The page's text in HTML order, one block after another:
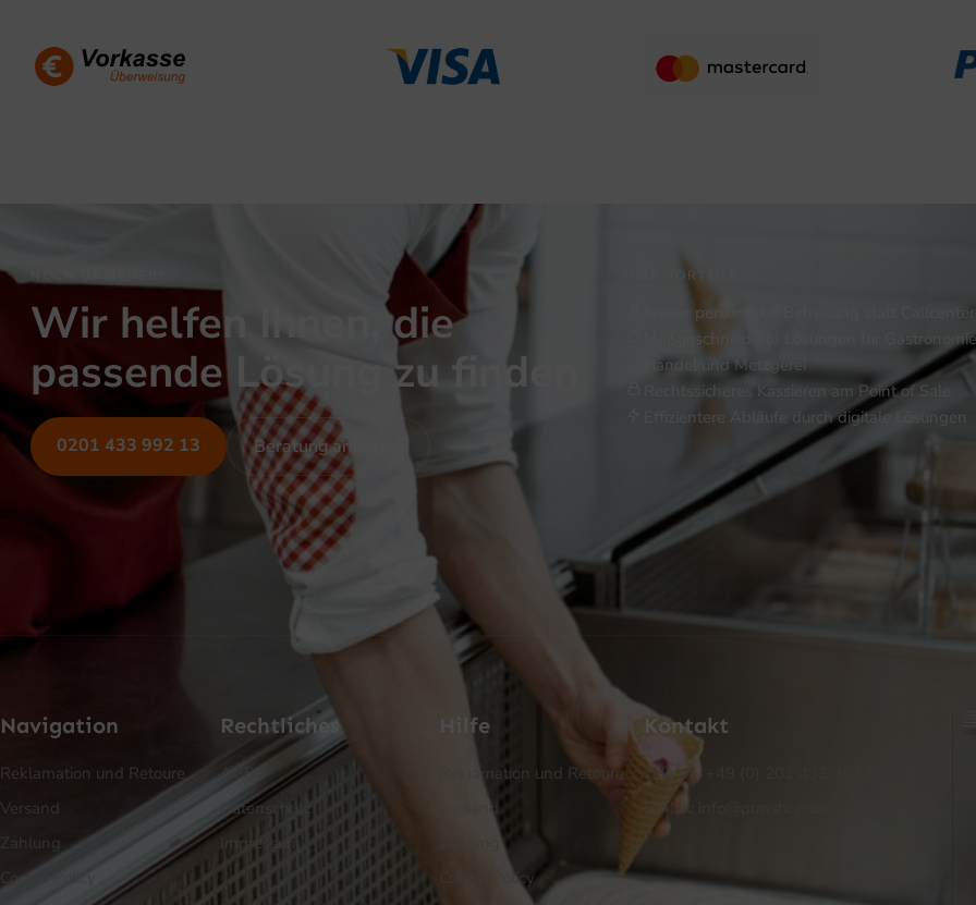
Wir helfen Ihnen, die
passende Lösung zu finden
0201 433 992 13 Beratung anfragen
IHRE VORTEILE
Immer persönliche Betreuung statt Callcenter
Maßgeschneiderte Lösungen für
Handel und Metzgerei
Rechtssicheres Kassieren am Point of Sale
Effizientere Abläufe durch digitale Lösungen
Navigation
Reklamation und Retoure
Versand
Zahlung
Cookie Policy
Rechtliches
AGB
Datenschutz
Impressum
Hilfe
Reklamation und Retoure
Versand
Cookie Policy
Kontakt
Telefon: +49 (0) 201 433 992 13
E-Mail: info@ptmshop.de